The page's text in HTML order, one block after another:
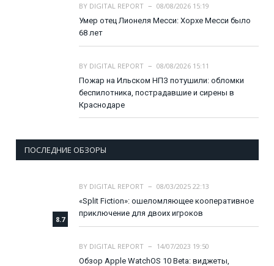
BY DIGITAL REPORT
08/08/2026 15:19
Умер отец Лионеля Месси: Хорхе Месси было
68 лет
BY DIGITAL REPORT
08/08/2026 15:11
Пожар на Ильском НПЗ потушили: обломки
беспилотника, пострадавшие и сирены в
Краснодаре
ПОСЛЕДНИЕ ОБЗОРЫ
8.7
BY DIGITAL REPORT
08/03/2025 22:13
«Split Fiction»: ошеломляющее кооперативное
приключение для двоих игроков
BY DIGITAL REPORT
14/07/2023 19:50
Обзор Apple WatchOS 10 Beta: виджеты,